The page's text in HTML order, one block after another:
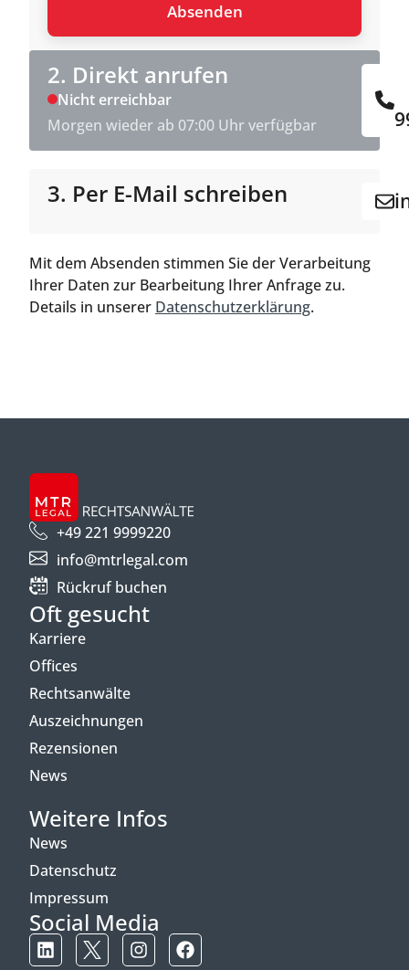
2. Direkt anrufen
Nicht erreichbar
Morgen wieder ab 07:00 Uhr verfügbar
3. Per E-Mail schreiben
Mit dem Absenden stimmen Sie der Verarbeitung
Ihrer Daten zur Bearbeitung Ihrer Anfrage zu.
Details in unserer Datenschutzerklärung.
+49 221 9999220
info@mtrlegal.com
Rückruf buchen
Oft gesucht
Karriere
Offices
Rechtsanwälte
Auszeichnungen
Rezensionen
News
Weitere Infos
News
Datenschutz
Impressum
Social Media